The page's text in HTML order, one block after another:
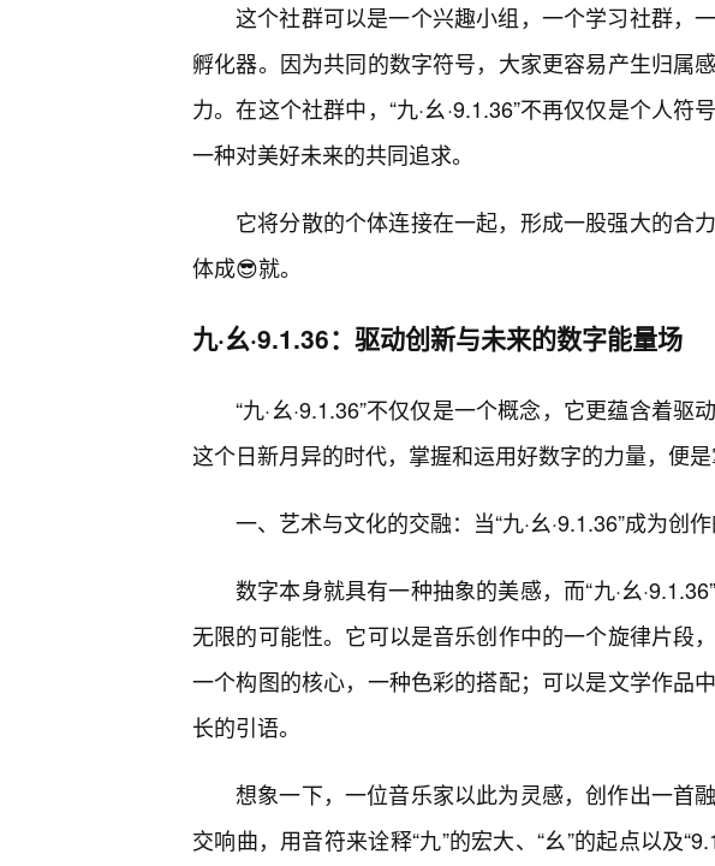
这个社群可以是一个兴趣小组，一个学习社群，
孵化器。因为共同的数字符号，大家更容易产生归属
力。在这个社群中，“九·幺·9.1.36”不再仅仅是个人符
一种对美好未来的共同追求。
它将分散的个体连接在一起，形成一股强大的合
体成😎就。
九·幺·9.1.36：驱动创新与未来的数字能量场
“九·幺·9.1.36”不仅仅是一个概念，它更蕴含着
这个日新月异的时代，掌握和运用好数字的力量，便是
一、艺术与文化的交融：当“九·幺·9.1.36”成为创
数字本身就具有一种抽象的美感，而“九·幺
无限的可能性。它可以是音乐创作中的一个旋律片段
一个构图的核心，一种色彩的搭配；可以是文学作品
长的引语。
想象一下，一位音乐家以此为灵感，创作出一首
交响曲，用音符来诠释“九”的宏大、“幺”的起点以及